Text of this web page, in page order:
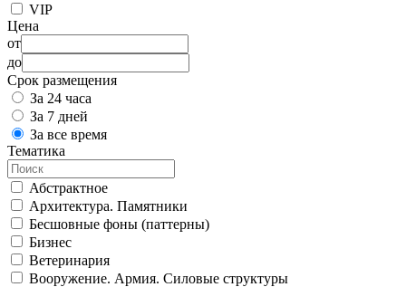
VIP
Цена
от
до
Срок размещения
За 24 часа
За 7 дней
За все время
Тематика
Абстрактное
Архитектура. Памятники
Бесшовные фоны (паттерны)
Бизнес
Ветеринария
Вооружение. Армия. Силовые структуры